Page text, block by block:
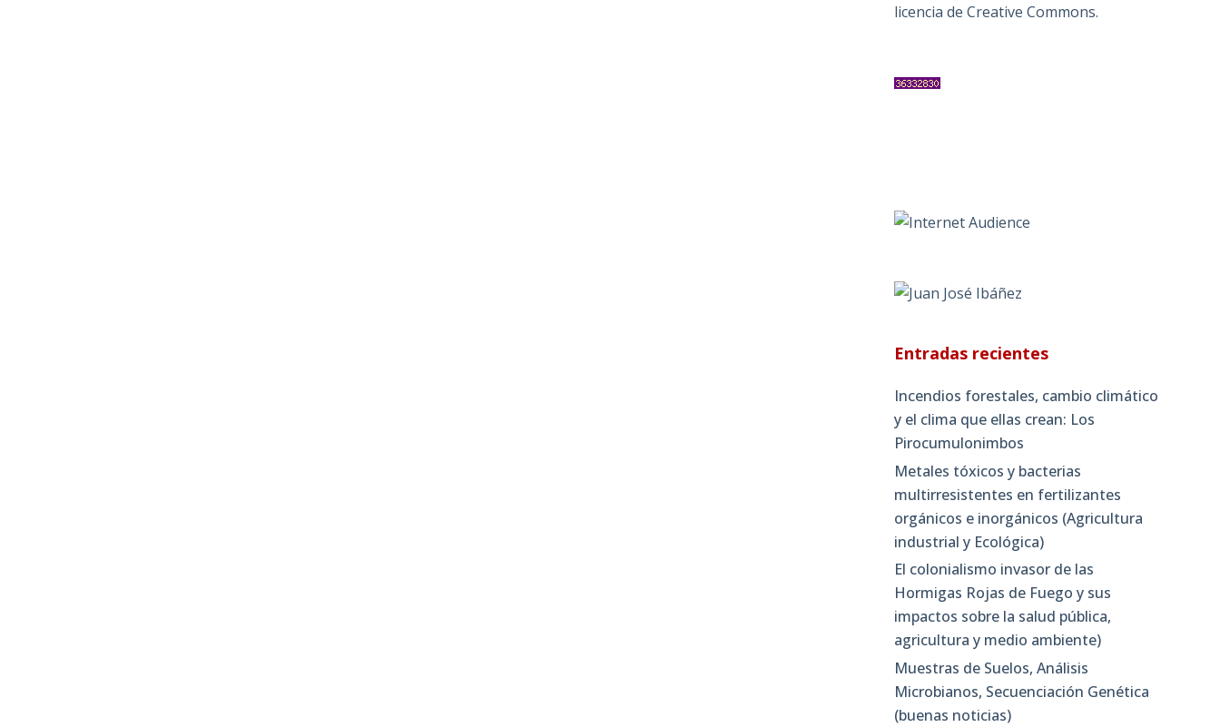
licencia de Creative Commons.
Entradas recientes
Incendios forestales, cambio climático
y el clima que ellas crean: Los
Pirocumulonimbos
Metales tóxicos y bacterias
multirresistentes en fertilizantes
orgánicos e inorgánicos (Agricultura
industrial y Ecológica)
El colonialismo invasor de las
Hormigas Rojas de Fuego y sus
impactos sobre la salud pública,
agricultura y medio ambiente)
Muestras de Suelos, Análisis
Microbianos, Secuenciación Genética
(buenas noticias)